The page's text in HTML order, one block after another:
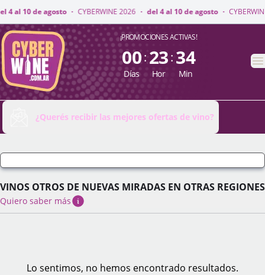
2026 · del 4 al 10 de agosto · CYBERWINE 2026 · del 4 al 10 de agosto
CyberWine ¡PROMOCIONES ACTIVAS!
00
Días
: 23
Hor
: 34
Min
¿Querés recibir las mejores ofertas de vino?
VINOS OTROS DE NUEVAS MIRADAS EN OTRAS REGIONES
Quiero saber más
Lo sentimos, no hemos encontrado resultados.